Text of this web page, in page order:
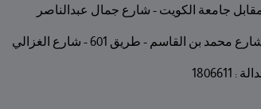
جامعة الكويت - شارع جمال عبدالناصر
محمد بن القاسم - طريق 601 - شارع الغزالي
: 1806611